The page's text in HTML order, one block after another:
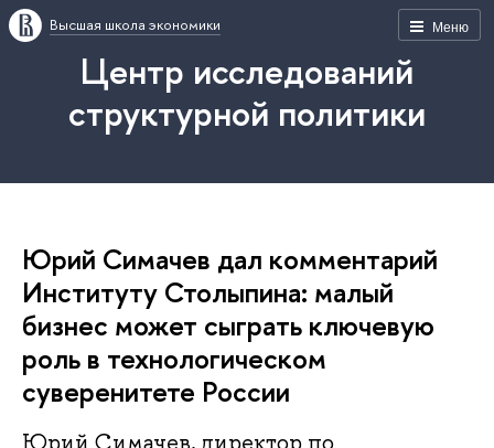
Меню
Высшая школа экономики
Центр исследований
структурной политики
Юрий Симачев дал комментарий
Институту Столыпина: малый
бизнес может сыграть ключевую
роль в технологическом
суверенитете России